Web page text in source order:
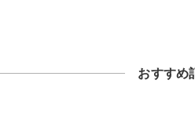
おすすめ